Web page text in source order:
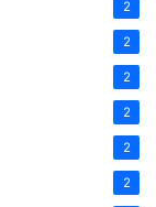
2
2
2
2
2
2